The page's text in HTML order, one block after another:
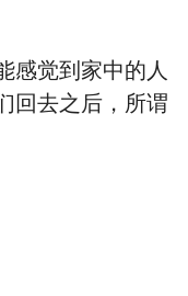
感觉到家中的人
回去之后，所谓